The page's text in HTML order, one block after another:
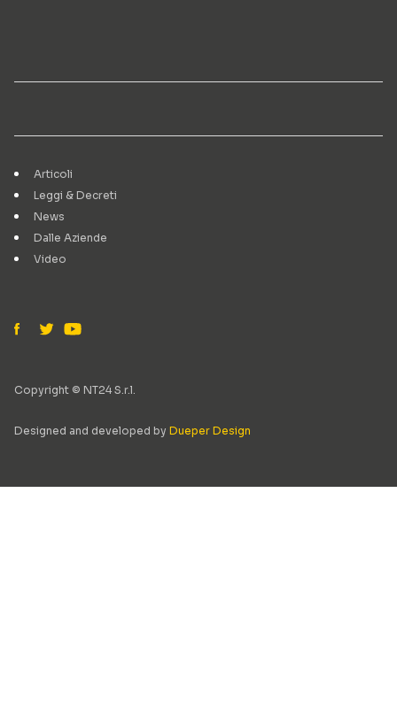
Articoli
Leggi & Decreti
News
Dalle Aziende
Video
Copyright © NT24 S.r.l.
Designed and developed by Dueper Design